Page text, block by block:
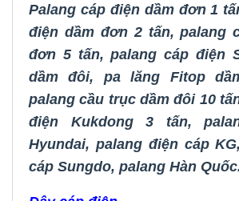
Palang cáp điện dầm đơn 1
điện dầm đơn 2 tấn, palang
đơn 5 tấn, palang cáp điện
dầm đôi, pa lăng Fitop
palang cầu trục dầm đôi 10
điện Kukdong 3 tấn,
Hyundai, palang điện cáp KG
cáp Sungdo, palang Hàn